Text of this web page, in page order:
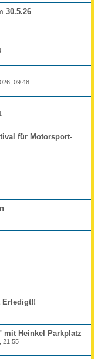
30.5.26
09:48
für Motorsport-
Erledigt!!
mit Heinkel Parkplatz
21:55